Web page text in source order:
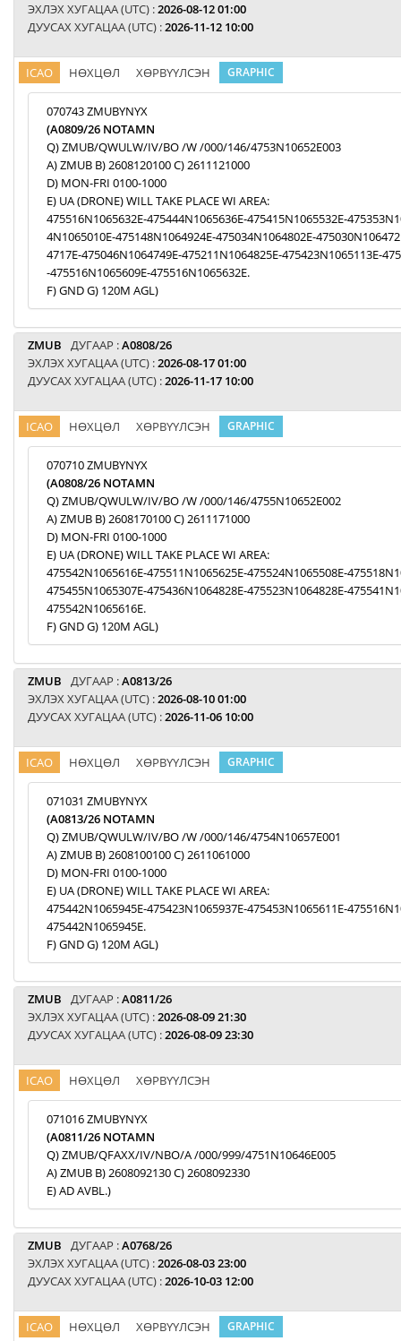
ЭХЛЭХ ХУГАЦАА (UTC) :2026-08-12 01:00
ДУУСАХ ХУГАЦАА (UTC) :2026-11-12 10:00
ICAO НӨХЦӨЛ ХӨРВҮҮЛСЭН GRAPHIC
070743 ZMUBYNYX
(A0809/26 NOTAMN
Q) ZMUB/QWULW/IV/BO /W /000/146/4753N10652E003
A) ZMUB B) 2608120100 C) 2611121000
D) MON-FRI 0100-1000
E) UA (DRONE) WILL TAKE PLACE WI AREA:
475516N1065632E-475444N1065636E-475415N1065532E-
4N1065010E-475148N1064924E-475034N1064802E-
4717E-475046N1064749E-475211N1064825E-475423N1065113E-
-475516N1065609E-475516N1065632E.
F) GND G) 120M AGL)
ZMUB ДУГААР :A0808/26
ЭХЛЭХ ХУГАЦАА (UTC) :2026-08-17 01:00
ДУУСАХ ХУГАЦАА (UTC) :2026-11-17 10:00
ICAO НӨХЦӨЛ ХӨРВҮҮЛСЭН GRAPHIC
070710 ZMUBYNYX
(A0808/26 NOTAMN
Q) ZMUB/QWULW/IV/BO /W /000/146/4755N10652E002
A) ZMUB B) 2608170100 C) 2611171000
D) MON-FRI 0100-1000
E) UA (DRONE) WILL TAKE PLACE WI AREA:
475542N1065616E-475511N1065625E-475524N1065508E-
475455N1065307E-475436N1064828E-475523N1064828E-
475542N1065616E.
F) GND G) 120M AGL)
ZMUB ДУГААР :A0813/26
ЭХЛЭХ ХУГАЦАА (UTC) :2026-08-10 01:00
ДУУСАХ ХУГАЦАА (UTC) :2026-11-06 10:00
ICAO НӨХЦӨЛ ХӨРВҮҮЛСЭН GRAPHIC
071031 ZMUBYNYX
(A0813/26 NOTAMN
Q) ZMUB/QWULW/IV/BO /W /000/146/4754N10657E001
A) ZMUB B) 2608100100 C) 2611061000
D) MON-FRI 0100-1000
E) UA (DRONE) WILL TAKE PLACE WI AREA:
475442N1065945E-475423N1065937E-475453N1065611E-
475442N1065945E.
F) GND G) 120M AGL)
ZMUB ДУГААР :A0811/26
ЭХЛЭХ ХУГАЦАА (UTC) :2026-08-09 21:30
ДУУСАХ ХУГАЦАА (UTC) :2026-08-09 23:30
ICAO НӨХЦӨЛ ХӨРВҮҮЛСЭН
071016 ZMUBYNYX
(A0811/26 NOTAMN
Q) ZMUB/QFAXX/IV/NBO/A /000/999/4751N10646E005
A) ZMUB B) 2608092130 C) 2608092330
E) AD AVBL.)
ZMUB ДУГААР :A0768/26
ЭХЛЭХ ХУГАЦАА (UTC) :2026-08-03 23:00
ДУУСАХ ХУГАЦАА (UTC) :2026-10-03 12:00
ICAO НӨХЦӨЛ ХӨРВҮҮЛСЭН GRAPHIC